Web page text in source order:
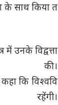
के साथ किया त
उनके विद्वत्ता
कि विश्ववि